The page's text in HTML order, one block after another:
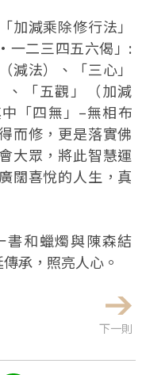
加減乘除修行法」
一二三四五六偈」:
減法）、「三心」
、「五觀」（加減
「四無」–無相布
而修，更是落實佛
大眾，將此智慧運
闊喜悅的人生，真
書和蠟燭與陳森結
承，照亮人心。
下一則